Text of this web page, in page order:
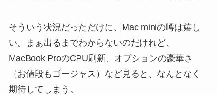
そういう状況だっただけに、Mac miniの噂は嬉し
い。まぁ出るまでわからないのだけれど、
MacBook ProのCPU刷新、オプションの豪華さ
（お値段もゴージャス）など見ると、なんとなく
期待してしまう。